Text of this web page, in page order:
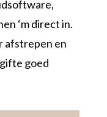
‘m direct in.
afstrepen en
goed